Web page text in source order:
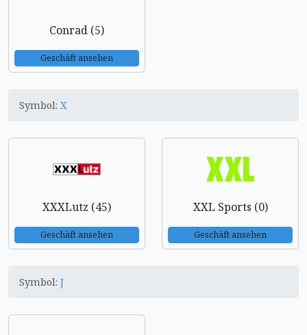
Conrad (5)
Geschäft ansehen
Symbol: X
XXXLutz (45)
Geschäft ansehen
XXL Sports (0)
Geschäft ansehen
Symbol: J